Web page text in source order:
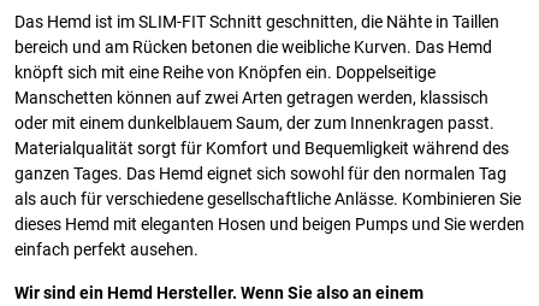
Das Hemd ist im SLIM-FIT Schnitt geschnitten, die Nähte in Taillen
bereich und am Rücken betonen die weibliche Kurven. Das Hemd
knöpft sich mit eine Reihe von Knöpfen ein. Doppelseitige
Manschetten können auf zwei Arten getragen werden, klassisch
oder mit einem dunkelblauem Saum, der zum Innenkragen passt.
Materialqualität sorgt für Komfort und Bequemligkeit während des
ganzen Tages. Das Hemd eignet sich sowohl für den normalen Tag
als auch für verschiedene gesellschaftliche Anlässe. Kombinieren Sie
dieses Hemd mit eleganten Hosen und beigen Pumps und Sie werden
einfach perfekt ausehen.
Wir sind ein Hemd Hersteller. Wenn Sie also an einem